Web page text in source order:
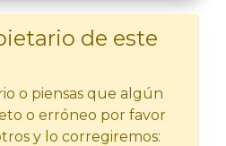
de este
o piensas que algún
o erróneo por favor
y lo corregiremos: